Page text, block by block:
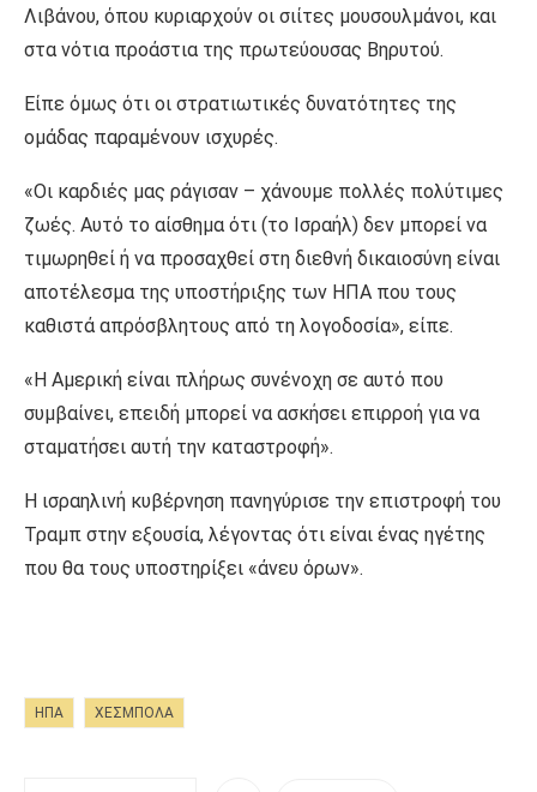
Λιβάνου, όπου κυριαρχούν οι σιίτες μουσουλμάνοι, και
στα νότια προάστια της πρωτεύουσας Βηρυτού.
Είπε όμως ότι οι στρατιωτικές δυνατότητες της
ομάδας παραμένουν ισχυρές.
«Οι καρδιές μας ράγισαν – χάνουμε πολλές πολύτιμες
ζωές. Αυτό το αίσθημα ότι (το Ισραήλ) δεν μπορεί να
τιμωρηθεί ή να προσαχθεί στη διεθνή δικαιοσύνη είναι
αποτέλεσμα της υποστήριξης των ΗΠΑ που τους
καθιστά απρόσβλητους από τη λογοδοσία», είπε.
«Η Αμερική είναι πλήρως συνένοχη σε αυτό που
συμβαίνει, επειδή μπορεί να ασκήσει επιρροή για να
σταματήσει αυτή την καταστροφή».
Η ισραηλινή κυβέρνηση πανηγύρισε την επιστροφή του
Τραμπ στην εξουσία, λέγοντας ότι είναι ένας ηγέτης
που θα τους υποστηρίξει «άνευ όρων».
ΗΠΑ ΧΕΣΜΠΟΛΑ